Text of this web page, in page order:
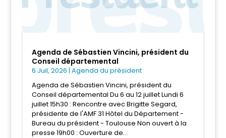
Agenda de Sébastien Vincini, président du
Conseil départemental
6 Juil, 2026 | Agenda du président
Agenda de Sébastien Vincini, président du
Conseil départemental Du 6 au 12 juillet Lundi 6
juillet 15h30 : Rencontre avec Brigitte Segard,
présidente de l'AMF 31 Hôtel du Département -
Bureau du président - Toulouse Non ouvert à la
presse 19h00 : Ouverture de...